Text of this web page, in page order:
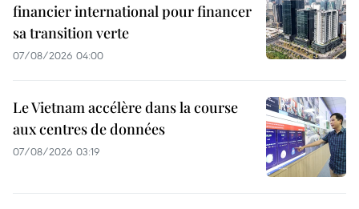
financier international pour financer
sa transition verte
07/08/2026 04:00
Le Vietnam accélère dans la course
aux centres de données
07/08/2026 03:19